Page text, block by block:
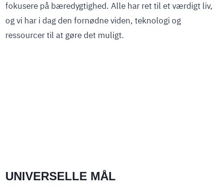
fokusere på bæredygtighed. Alle har ret til et værdigt liv,
og vi har i dag den fornødne viden, teknologi og
ressourcer til at gøre det muligt.
UNIVERSELLE MÅL